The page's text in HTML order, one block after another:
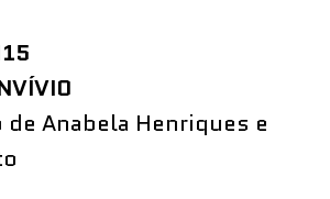
de Anabela Henriques e